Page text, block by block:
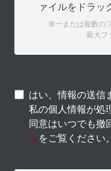
ァイルをドラッ
単一または複数の
最大フ
はい、情報の送信
私の個人情報が処
同意はいつでも撤
ら をご覧ください。